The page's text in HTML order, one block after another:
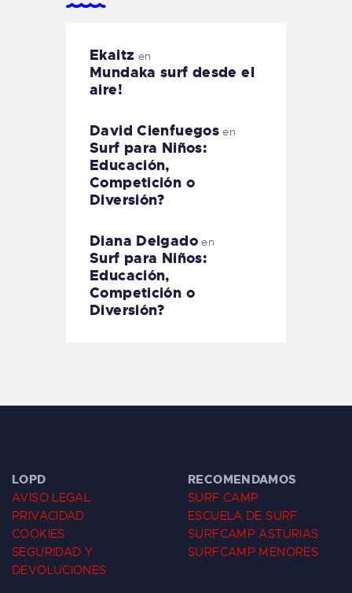
Ekaitz en
Mundaka surf desde el
aire!
David Cienfuegos en
Surf para Niños:
Educación,
Competición o
Diversión?
Diana Delgadoen
Surf para Niños:
Educación,
Competición o
Diversión?
LOPD
AVISO LEGAL
PRIVACIDAD
COOKIES
SEGURIDAD Y
DEVOLUCIONES
RECOMENDAMOS
SURF CAMP
ESCUELA DE SURF
SURFCAMP ASTURIAS
SURFCAMP MENORES